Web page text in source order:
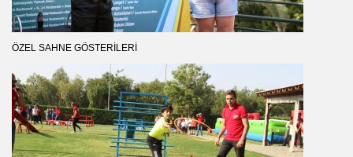
ÖZEL SAHNE GÖSTERILERI